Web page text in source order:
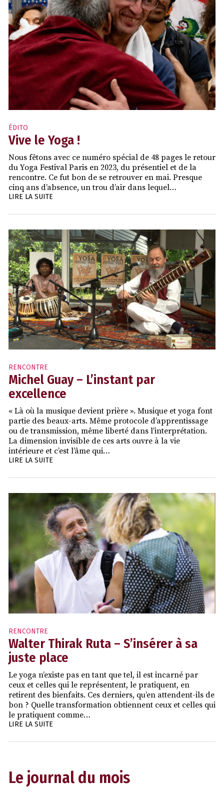
ÉDITO
Vive le Yoga !
Nous fêtons avec ce numéro spécial de 48 pages le retour
du Yoga Festival Paris en 2023, du présentiel et de la
rencontre. Ce fut bon de se retrouver en mai. Presque
cinq ans d’absence, un trou d’air dans lequel…
LIRE LA SUITE
RENCONTRE
Michel Guay – L’instant par
excellence
« Là où la musique devient prière ». Musique et yoga font
partie des beaux-arts. Même protocole d’apprentissage
ou de transmission, même liberté dans l’interprétation.
La dimension invisible de ces arts ouvre à la vie
intérieure et c’est l’âme qui…
LIRE LA SUITE
RENCONTRE
Walter Thirak Ruta – S’insérer à sa
juste place
Le yoga n’existe pas en tant que tel, il est incarné par
ceux et celles qui le représentent, le pratiquent, en
retirent des bienfaits. Ces derniers, qu’en attendent-ils de
bon ? Quelle transformation obtiennent ceux et celles qui
le pratiquent comme…
LIRE LA SUITE
Le journal du mois